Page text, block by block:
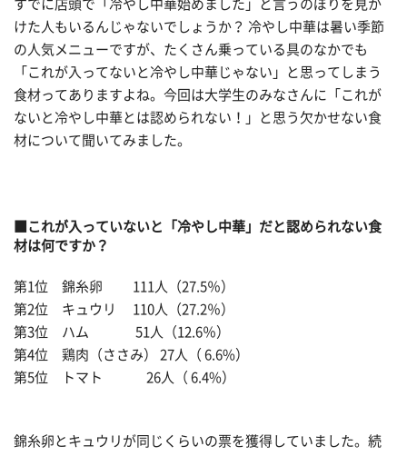
すでに店頭で「冷やし中華始めました」と言うのぼりを見か
けた人もいるんじゃないでしょうか？ 冷やし中華は暑い季節
の人気メニューですが、たくさん乗っている具のなかでも
「これが入ってないと冷やし中華じゃない」と思ってしまう
食材ってありますよね。今回は大学生のみなさんに「これが
ないと冷やし中華とは認められない！」と思う欠かせない食
材について聞いてみました。
■これが入っていないと「冷やし中華」だと認められない食
材は何ですか？
第1位 錦糸卵 111人（27.5％）
第2位 キュウリ 110人（27.2％）
第3位 ハム 51人（12.6％）
第4位 鶏肉（ささみ） 27人（ 6.6%）
第5位 トマト 26人（ 6.4%）
錦糸卵とキュウリが同じくらいの票を獲得していました。続